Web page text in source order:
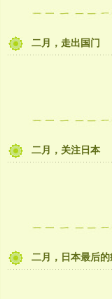
二月，走出国门
二月，关注日本
二月，日本最后的